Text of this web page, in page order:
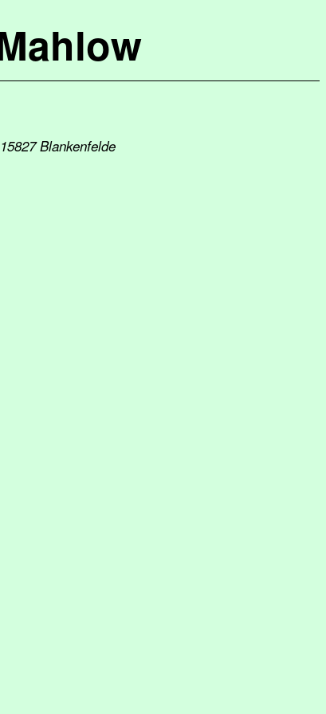
Blankenfelde